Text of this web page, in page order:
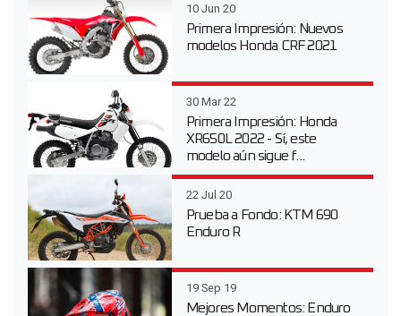
10 Jun 20
Primera Impresión: Nuevos
modelos Honda CRF 2021
30 Mar 22
Primera Impresión: Honda
XR650L 2022 - Sí, este
modelo aún sigue f...
22 Jul 20
Prueba a Fondo: KTM 690
Enduro R
19 Sep 19
Mejores Momentos: Enduro